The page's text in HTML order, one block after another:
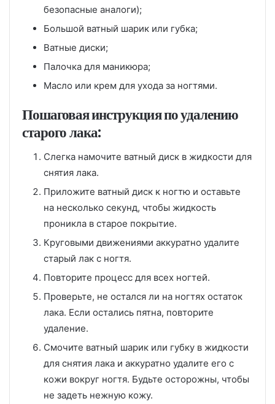
безопасные аналоги);
Большой ватный шарик или губка;
Ватные диски;
Палочка для маникюра;
Масло или крем для ухода за ногтями.
Пошаговая инструкция по удалению
старого лака:
Слегка намочите ватный диск в жидкости для
снятия лака.
Приложите ватный диск к ногтю и оставьте
на несколько секунд, чтобы жидкость
проникла в старое покрытие.
Круговыми движениями аккуратно удалите
старый лак с ногтя.
Повторите процесс для всех ногтей.
Проверьте, не остался ли на ногтях остаток
лака. Если остались пятна, повторите
удаление.
Смочите ватный шарик или губку в жидкости
для снятия лака и аккуратно удалите его с
кожи вокруг ногтя. Будьте осторожны, чтобы
не задеть нежную кожу.